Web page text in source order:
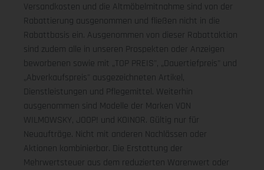
Versandkosten und die Altmöbelmitnahme sind von der
Rabattierung ausgenommen und fließen nicht in die
Rabattbasis ein. Ausgenommen von dieser Rabattaktion
sind zudem alle in unseren Prospekten oder Anzeigen
beworbenen sowie mit „TOP PREIS", „Dauertiefpreis" und
„Abverkaufspreis" ausgezeichneten Artikel,
Dienstleistungen und Pflegemittel. Weiterhin
ausgenommen sind Modelle der Marken VON
WILMOWSKY, JOOP! und KOINOR. Gültig nur für
Neuaufträge. Nicht mit anderen Nachlässen oder
Aktionen kombinierbar. Die Erstattung der
Mehrwertsteuer aus dem reduzierten Warenwert oder